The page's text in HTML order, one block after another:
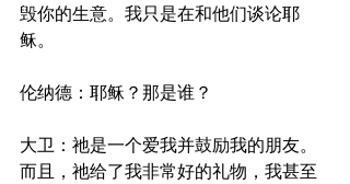
毁你的生意。我只是在和他们谈论耶
稣。
伦纳德：耶稣？那是谁？
大卫：祂是一个爱我并鼓励我的朋友。
而且，祂给了我非常好的礼物，我甚至